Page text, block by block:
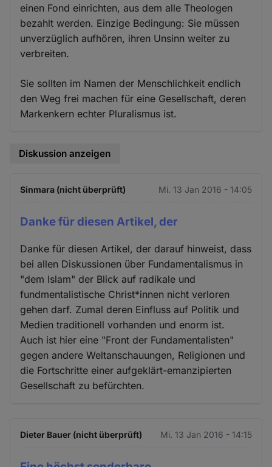
einen Fond einrichten, aus dem alle Theologen
bezahlt werden. Einzige Bedingung: Sie müssen
unverzüglich aufhören, ihren Unsinn weiter zu
verbreiten.
Sie sollten im Namen der Menschlichkeit endlich
den Weg frei machen für eine Gesellschaft, deren
Markenkern echter Pluralismus ist.
Diskussion anzeigen
Sinmara (nicht überprüft) Mi. 13 Jan 2016 - 14:05
Danke für diesen Artikel, der
Danke für diesen Artikel, der darauf hinweist, dass
bei allen Diskussionen über Fundamentalismus in
"dem Islam" der Blick auf radikale und
fundmentalistische Christ*innen nicht verloren
gehen darf. Zumal deren Einfluss auf Politik und
Medien traditionell vorhanden und enorm ist.
Auch ist hier eine "Front der Fundamentalisten"
gegen andere Weltanschauungen, Religionen und
die Fortschritte einer aufgeklärt-emanzipierten
Gesellschaft zu befürchten.
Dieter Bauer (nicht überprüft) Mi. 13 Jan 2016 - 14:15